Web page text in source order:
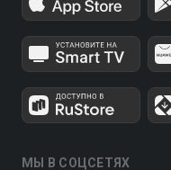
МЫ В СОЦСЕТЯХ